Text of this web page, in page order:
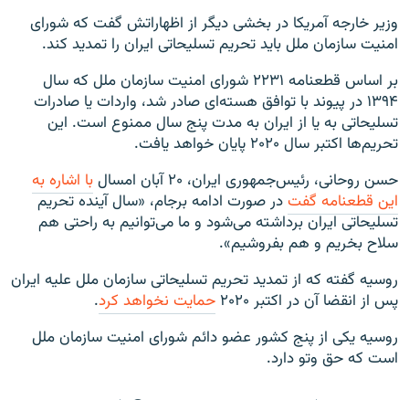
وزیر خارجه آمریکا در بخشی دیگر از اظهاراتش گفت که شورای
امنیت سازمان ملل باید تحریم تسلیحاتی ایران را تمدید کند.
بر اساس قطعنامه ۲۲۳۱ شورای امنیت سازمان ملل که سال
۱۳۹۴ در پیوند با توافق هسته‌ای صادر شد، واردات یا صادرات
تسلیحاتی به یا از ایران به مدت پنج سال ممنوع است. این
تحریم‌ها اکتبر سال ۲۰۲۰ پایان خواهد یافت.
حسن روحانی، رئیس‌جمهوری ایران، ۲۰ آبان امسال
با اشاره به
این قطعنامه گفتدر صورت ادامه برجام، «سال آینده تحریم
تسلیحاتی ایران برداشته می‌شود و ما می‌توانیم به راحتی هم
سلاح بخریم و هم بفروشیم».
روسیه گفته که از تمدید تحریم تسلیحاتی سازمان ملل علیه ایران
پس از انقضا آن در اکتبر ۲۰۲۰
حمایت نخواهد کرد.
روسیه یکی از پنج کشور عضو دائم شورای امنیت سازمان ملل
است که حق وتو دارد.